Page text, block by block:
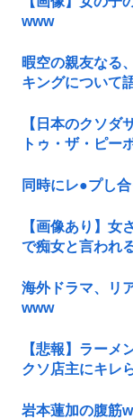
www
暇空の親友なる
キングについて
【日本のクソダ
トゥ・ザ・ピ
同時にレ●プし
【画像あり】女
で痴女と言われ
海外ドラマ、リ
www
【悲報】ラーメ
クソ店主にキレ
岩本蓮加の腹筋